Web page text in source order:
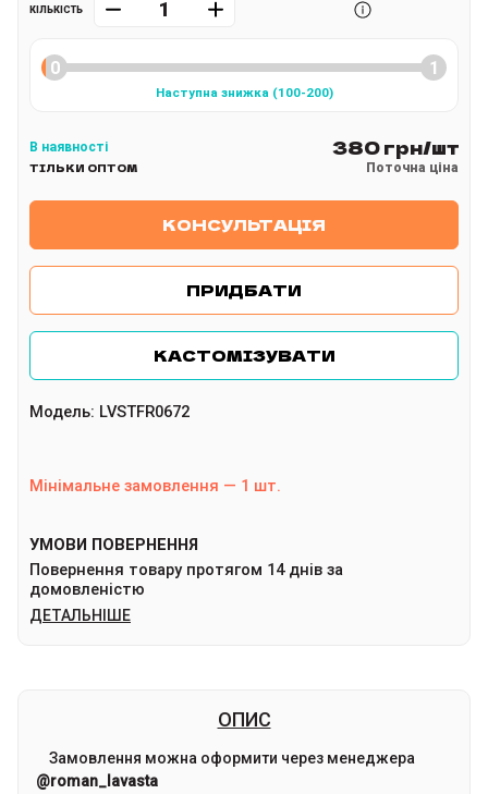
Модель: LVSTFR0672
Мінімальне замовлення — 1 шт.
УМОВИ ПОВЕРНЕННЯ
Повернення товару протягом 14 днів за
домовленістю
ДЕТАЛЬНІШЕ
КІЛЬКІСТЬ
Наступна знижка (100-200)
В наявності 380 грн/шт
ТІЛЬКИ ОПТОМ Поточна ціна
КОНСУЛЬТАЦІЯ
ПРИДБАТИ
КАСТОМІЗУВАТИ
ОПИС
Замовлення можна оформити через менеджера
@roman_lavasta